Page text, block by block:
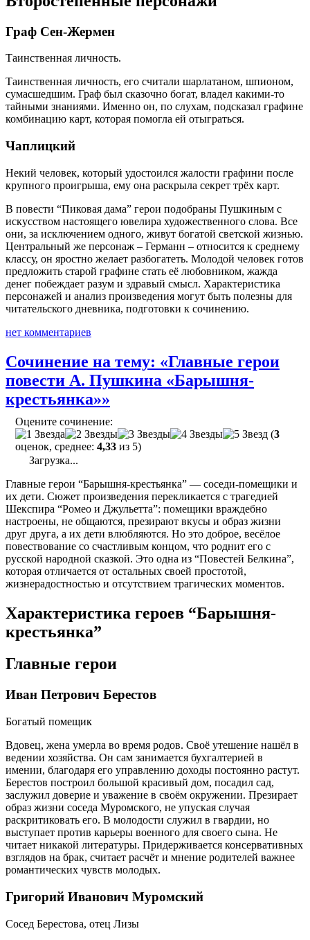
Граф Сен-Жермен
Таинственная личность.
Таинственная личность, его считали шарлатаном, шпионом,
сумасшедшим. Граф был сказочно богат, владел какими-то
тайными знаниями. Именно он, по слухам, подсказал графине
комбинацию карт, которая помогла ей отыграться.
Чаплицкий
Некий человек, который удостоился жалости графини после
крупного проигрыша, ему она раскрыла секрет трёх карт.
В повести “Пиковая дама” герои подобраны Пушкиным с
искусством настоящего ювелира художественного слова. Все
они, за исключением одного, живут богатой светской жизнью.
Центральный же персонаж – Германн – относится к среднему
классу, он яростно желает разбогатеть. Молодой человек готов
предложить старой графине стать её любовником, жажда
денег побеждает разум и здравый смысл. Характеристика
персонажей и анализ произведения могут быть полезны для
читательского дневника, подготовки к сочинению.
нет комментариев
Сочинение на тему: «Главные герои
повести А. Пушкина «Барышня-
крестьянка»»
Оцените сочинение:
(3
оценок, среднее: 4,33 из 5)
Загрузка...
Главные герои “Барышня-крестьянка” — соседи-помещики и
их дети. Сюжет произведения перекликается с трагедией
Шекспира “Ромео и Джульетта”: помещики враждебно
настроены, не общаются, презирают вкусы и образ жизни
друг друга, а их дети влюбляются. Но это доброе, весёлое
повествование со счастливым концом, что роднит его с
русской народной сказкой. Это одна из “Повестей Белкина”,
которая отличается от остальных своей простотой,
жизнерадостностью и отсутствием трагических моментов.
Характеристика героев “Барышня-
крестьянка”
Главные герои
Иван Петрович Берестов
Богатый помещик
Вдовец, жена умерла во время родов. Своё утешение нашёл в
ведении хозяйства. Он сам занимается бухгалтерией в
имении, благодаря его управлению доходы постоянно растут.
Берестов построил большой красивый дом, посадил сад,
заслужил доверие и уважение в своём окружении. Презирает
образ жизни соседа Муромского, не упуская случая
раскритиковать его. В молодости служил в гвардии, но
выступает против карьеры военного для своего сына. Не
читает никакой литературы. Придерживается консервативных
взглядов на брак, считает расчёт и мнение родителей важнее
романтических чувств молодых.
Григорий Иванович Муромский
Сосед Берестова, отец Лизы